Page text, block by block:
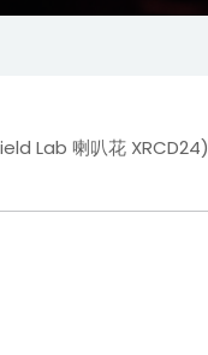
Lab 喇叭花 XRCD24)